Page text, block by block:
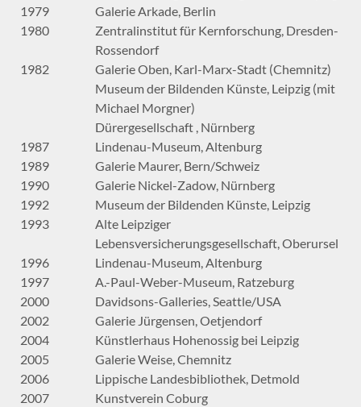
1979
Galerie Arkade, Berlin
1980
Zentralinstitut für Kernforschung, Dresden-
Rossendorf
1982
Galerie Oben, Karl-Marx-Stadt (Chemnitz)
Museum der Bildenden Künste, Leipzig (mit
Michael Morgner)
Dürergesellschaft , Nürnberg
1987
Lindenau-Museum, Altenburg
1989
Galerie Maurer, Bern/Schweiz
1990
Galerie Nickel-Zadow, Nürnberg
1992
Museum der Bildenden Künste, Leipzig
1993
Alte Leipziger
Lebensversicherungsgesellschaft, Oberursel
1996
Lindenau-Museum, Altenburg
1997
A.-Paul-Weber-Museum, Ratzeburg
2000
Davidsons-Galleries, Seattle/USA
2002
Galerie Jürgensen, Oetjendorf
2004
Künstlerhaus Hohenossig bei Leipzig
2005
Galerie Weise, Chemnitz
2006
Lippische Landesbibliothek, Detmold
2007
Kunstverein Coburg